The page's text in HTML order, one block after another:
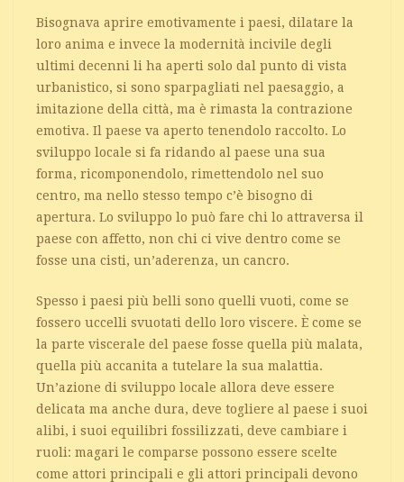
Bisognava aprire emotivamente i paesi, dilatare la
loro anima e invece la modernità incivile degli
ultimi decenni li ha aperti solo dal punto di vista
urbanistico, si sono sparpagliati nel paesaggio, a
imitazione della città, ma è rimasta la contrazione
emotiva. Il paese va aperto tenendolo raccolto. Lo
sviluppo locale si fa ridando al paese una sua
forma, ricomponendolo, rimettendolo nel suo
centro, ma nello stesso tempo c’è bisogno di
apertura. Lo sviluppo lo può fare chi lo attraversa il
paese con affetto, non chi ci vive dentro come se
fosse una cisti, un’aderenza, un cancro.
Spesso i paesi più belli sono quelli vuoti, come se
fossero uccelli svuotati dello loro viscere. È come se
la parte viscerale del paese fosse quella più malata,
quella più accanita a tutelare la sua malattia.
Un’azione di sviluppo locale allora deve essere
delicata ma anche dura, deve togliere al paese i suoi
alibi, i suoi equilibri fossilizzati, deve cambiare i
ruoli: magari le comparse possono essere scelte
come attori principali e gli attori principali devono